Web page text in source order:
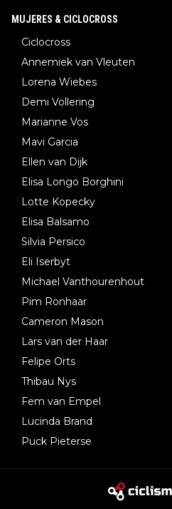
MUJERES & CICLOCROSS
Ciclocross
Annemiek van Vleuten
Lorena Wiebes
Demi Vollering
Marianne Vos
Mavi Garcia
Ellen van Dijk
Elisa Longo Borghini
Lotte Kopecky
Elisa Balsamo
Silvia Persico
Eli Iserbyt
Michael Vanthourenhout
Pim Ronhaar
Cameron Mason
Lars van der Haar
Felipe Orts
Thibau Nys
Fem van Empel
Lucinda Brand
Puck Pieterse